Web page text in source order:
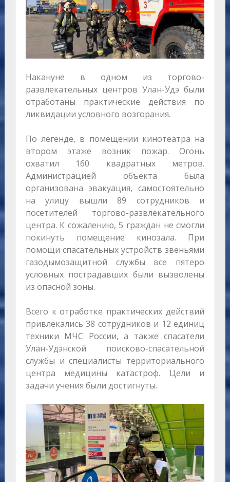
Накануне в одном из торгово-
развлекательных центров Улан-Удэ были
отработаны практические действия по
ликвидации условного возгорания.
По легенде, в помещении кинотеатра на
втором этаже возник пожар. Огонь
охватил 160 квадратных метров.
Администрацией объекта была
организована эвакуация, самостоятельно
на улицу вышли 89 сотрудников и
посетителей торгово-развлекательного
центра. К сожалению, 5 граждан не смогли
покинуть помещение кинозала. При
помощи спасательных устройств звеньями
газодымозащитной службы все пятеро
условных пострадавших были вызволены
из опасной зоны.
Всего к отработке практических действий
привлекались 38 сотрудников и 12 единиц
техники МЧС России, а также спасатели
Улан-Удэнской поисково-спасательной
службы и специалисты территориального
центра медицины катастроф. Цели и
задачи учения были достигнуты.